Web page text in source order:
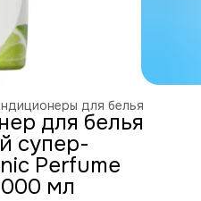
для белья
для белья
супер-
Perfume
мл